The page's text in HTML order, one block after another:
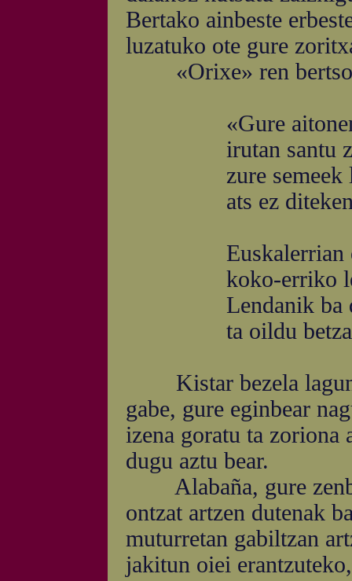
Bertako ainbeste
luzatuko ote gure
«Orixe» ren
«Gure aitonen
irutan santu
zure semeek
ats ez diteken
Euskalerrian ez
koko-erriko
Lendanik ba du
ta oildu betza
Kistar bezela lagun
gabe, gure eginbear
izena goratu ta zoriona
dugu aztu bear.
Alabaña, gure
ontzat artzen dutenak
muturretan gabiltzan
jakitun oiei